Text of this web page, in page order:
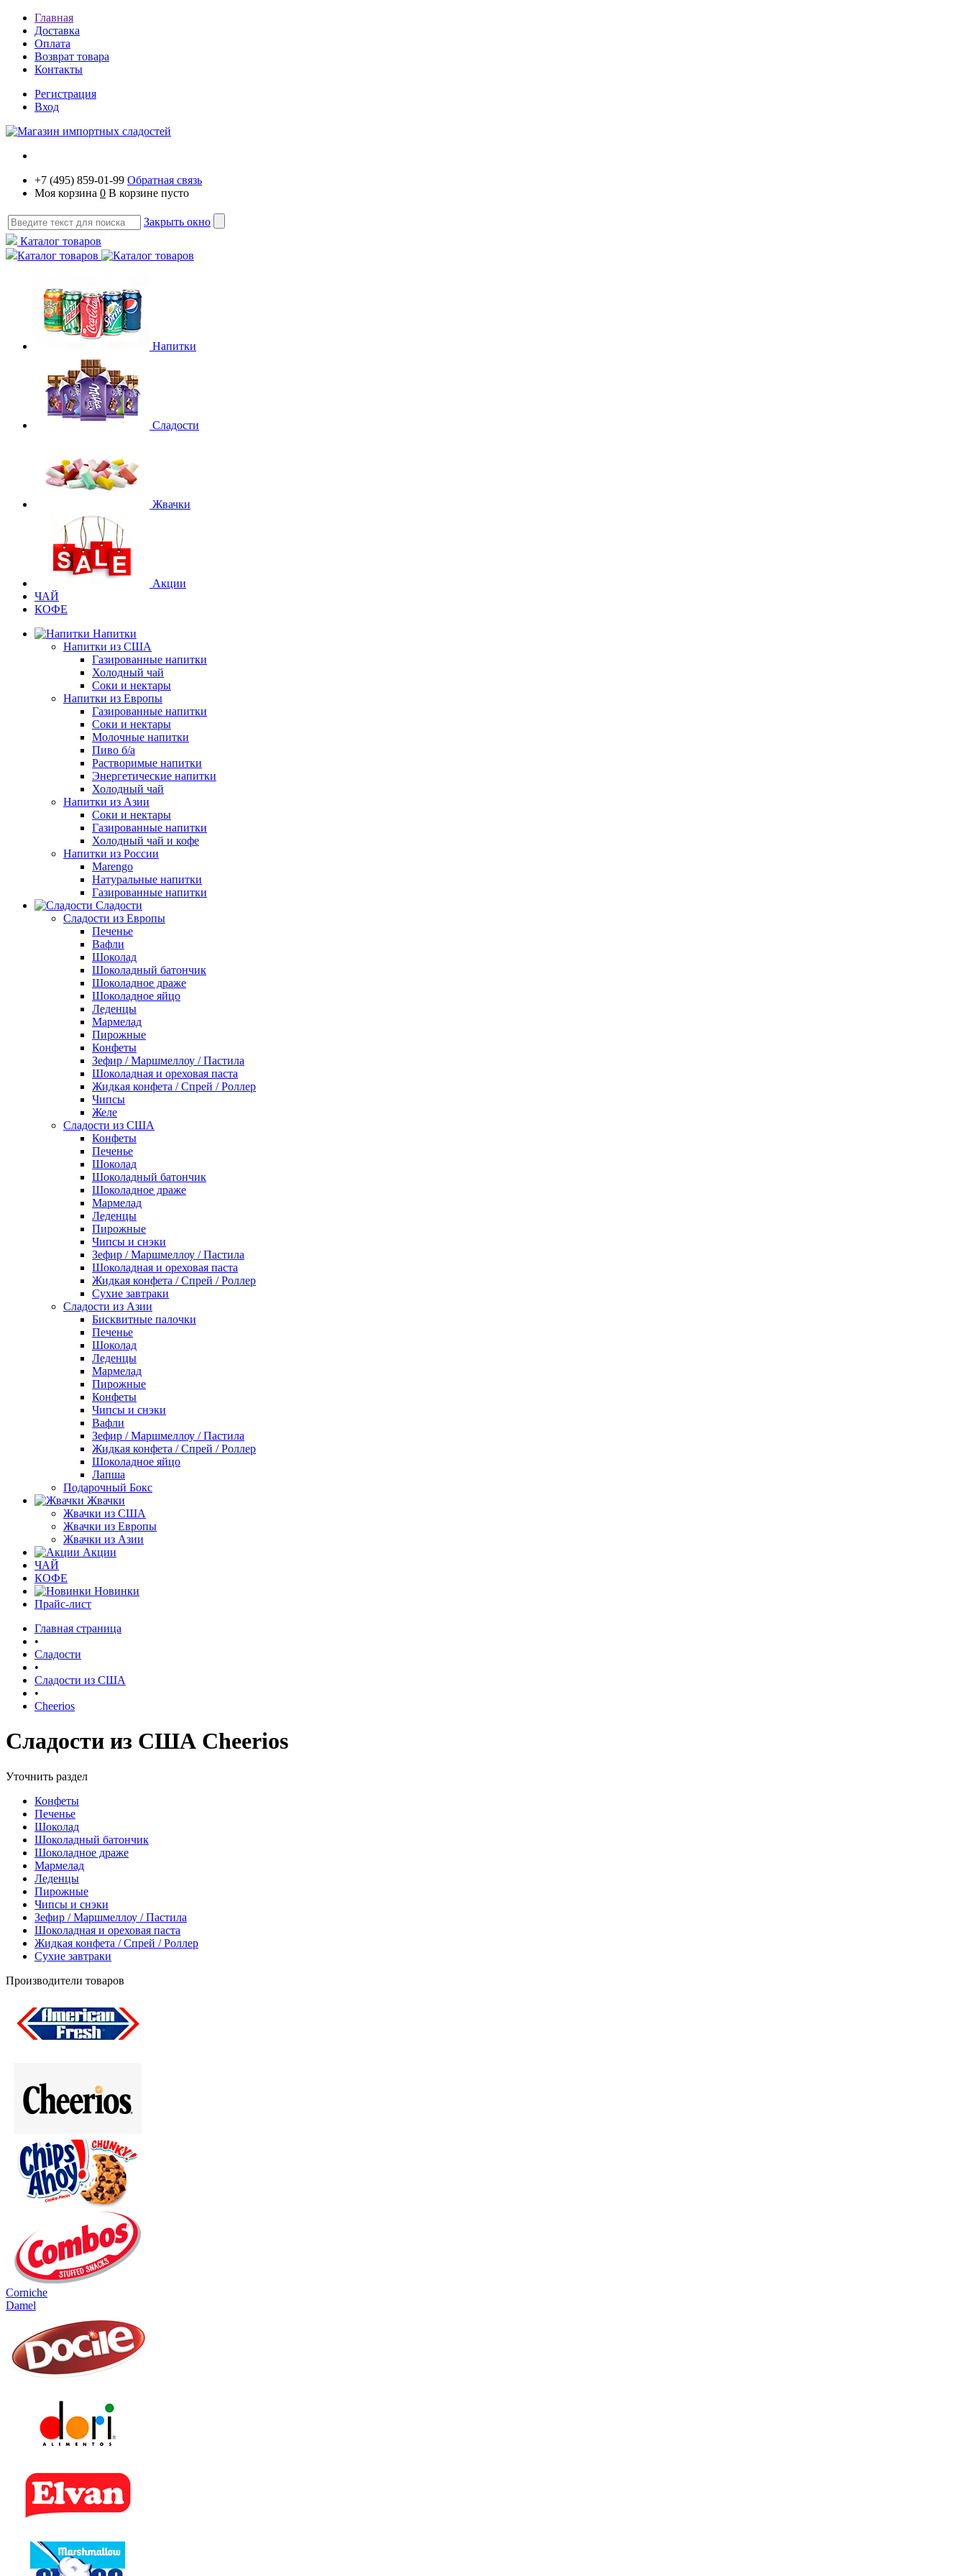
Главная
Доставка
Оплата
Возврат товара
Контакты
Регистрация
Вход
+7 (495) 859-01-99 Обратная связь
Моя корзина 0 В корзине пусто
Закрыть окно
Каталог товаров
Каталог товаров
Напитки
Сладости
Жвачки
Акции
ЧАЙ
КОФЕ
Напитки
Напитки из США
Газированные напитки
Холодный чай
Соки и нектары
Напитки из Европы
Газированные напитки
Соки и нектары
Молочные напитки
Пиво б/а
Растворимые напитки
Энергетические напитки
Холодный чай
Напитки из Азии
Соки и нектары
Газированные напитки
Холодный чай и кофе
Напитки из России
Marengo
Натуральные напитки
Газированные напитки
Сладости
Сладости из Европы
Печенье
Вафли
Шоколад
Шоколадный батончик
Шоколадное драже
Шоколадное яйцо
Леденцы
Мармелад
Пирожные
Конфеты
Зефир / Маршмеллоу / Пастила
Шоколадная и ореховая паста
Жидкая конфета / Спрей / Роллер
Чипсы
Желе
Сладости из США
Конфеты
Печенье
Шоколад
Шоколадный батончик
Шоколадное драже
Мармелад
Леденцы
Пирожные
Чипсы и снэки
Зефир / Маршмеллоу / Пастила
Шоколадная и ореховая паста
Жидкая конфета / Спрей / Роллер
Сухие завтраки
Сладости из Азии
Бисквитные палочки
Печенье
Шоколад
Леденцы
Мармелад
Пирожные
Конфеты
Чипсы и снэки
Вафли
Зефир / Маршмеллоу / Пастила
Жидкая конфета / Спрей / Роллер
Шоколадное яйцо
Лапша
Подарочный Бокс
Жвачки
Жвачки из США
Жвачки из Европы
Жвачки из Азии
Акции
ЧАЙ
КОФЕ
Новинки
Прайс-лист
Главная страница
•
Сладости
•
Сладости из США
•
Cheerios
Сладости из США Cheerios
Уточнить раздел
Конфеты
Печенье
Шоколад
Шоколадный батончик
Шоколадное драже
Мармелад
Леденцы
Пирожные
Чипсы и снэки
Зефир / Маршмеллоу / Пастила
Шоколадная и ореховая паста
Жидкая конфета / Спрей / Роллер
Сухие завтраки
Производители товаров
Corniche
Damel